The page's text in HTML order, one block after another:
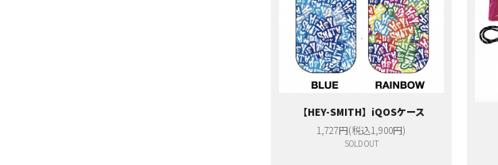
【HEY-SMITH】iQOSケース
1,727円(税込1,900円)
SOLD OUT